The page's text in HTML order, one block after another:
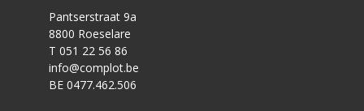
Pantserstraat 9a
8800 Roeselare
T 051 22 56 86
info@complot.be
BE 0477.462.506